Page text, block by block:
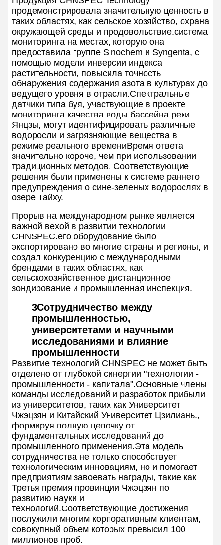
продемонстрировала значительную ценность в
таких областях, как сельское хозяйство, охрана
окружающей среды и продовольствие.система
мониторинга на местах, которую она
предоставила группе Sinochem и Syngenta, с
помощью модели инверсии индекса
растительности, повысила точность
обнаружения содержания азота в культурах до
ведущего уровня в отрасли.Спектральные
датчики типа буя, участвующие в проекте
мониторинга качества воды бассейна реки
Янцзы, могут идентифицировать различные
водоросли и загрязняющие вещества в
режиме реального времениВремя ответа
значительно короче, чем при использовании
традиционных методов. Соответствующие
решения были применены к системе раннего
предупреждения о сине-зеленых водорослях в
озере Тайху.
Прорыв на международном рынке является
важной вехой в развитии технологии
CHNSPEC.его оборудование было
экспортировано во многие страны и регионы, и
создал конкуренцию с международными
брендами в таких областях, как
сельскохозяйственное дистанционное
зондирование и промышленная инспекция.
3Сотрудничество между
промышленностью,
университетами и научными
исследованиями и влияние
промышленности
Развитие технологий CHNSPEC не может быть
отделено от глубокой синергии "технологии -
промышленности - капитала".Основные члены
команды исследований и разработок прибыли
из университетов, таких как Университет
Чжэцзян и Китайский Университет Цзилиань.,
формируя полную цепочку от
фундаментальных исследований до
промышленного применения.Эта модель
сотрудничества не только способствует
технологическим инновациям, но и помогает
предприятиям завоевать награды, такие как
Третья премия провинции Чжэцзян по
развитию науки и
технологий.Соответствующие достижения
послужили многим корпоративным клиентам,
совокупный объем которых превысил 100
миллионов проб.